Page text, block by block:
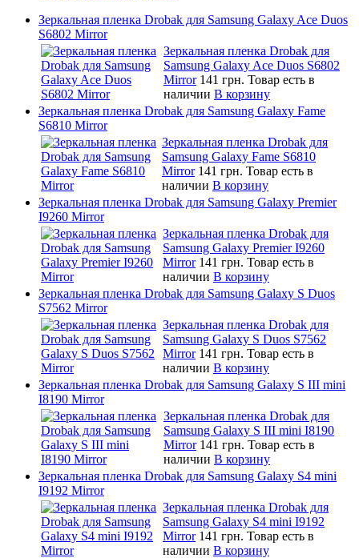
Зеркальная пленка Drobak для Samsung Galaxy Ace Duos
S6802 Mirror
Зеркальная пленка Drobak для
Samsung Galaxy Ace Duos S6802
Mirror 141 грн. Товар есть в
наличии В корзину
Зеркальная пленка Drobak для Samsung Galaxy Fame
S6810 Mirror
Зеркальная пленка Drobak для
Samsung Galaxy Fame S6810
Mirror 141 грн. Товар есть в
наличии В корзину
Зеркальная пленка Drobak для Samsung Galaxy Premier
I9260 Mirror
Зеркальная пленка Drobak для
Samsung Galaxy Premier I9260
Mirror 141 грн. Товар есть в
наличии В корзину
Зеркальная пленка Drobak для Samsung Galaxy S Duos
S7562 Mirror
Зеркальная пленка Drobak для
Samsung Galaxy S Duos S7562
Mirror 141 грн. Товар есть в
наличии В корзину
Зеркальная пленка Drobak для Samsung Galaxy S III mini
I8190 Mirror
Зеркальная пленка Drobak для
Samsung Galaxy S III mini I8190
Mirror 141 грн. Товар есть в
наличии В корзину
Зеркальная пленка Drobak для Samsung Galaxy S4 mini
I9192 Mirror
Зеркальная пленка Drobak для
Samsung Galaxy S4 mini I9192
Mirror 141 грн. Товар есть в
наличии В корзину